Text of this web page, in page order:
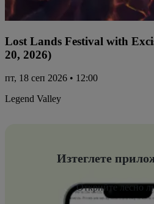
Lost Lands Festival with
20, 2026)
пт, 18 сеп 2026 • 12:00
Legend Valley
Изтеглете
Открийте лесно